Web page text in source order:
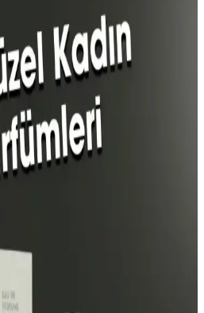
limon ve narenciye
koku sunar. Gün boyu tazelik ve enerji
ve aktif yaşam tarzı benimseyenler
ve Lancome La Nuit
Lancome La Nuit Tresor
yorumları ve kullanım alanları
dikkat edilmesi gerekenler
kişisel çekiciliği yükseltir. Kendine
ve kalıcı kokular sunar.